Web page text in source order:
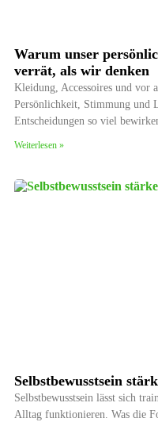
Warum unser
verrät, als wir denken
Kleidung, Accessoires und vor
Persönlichkeit, Stimmung und
Entscheidungen so viel
Weiterlesen »
Selbstbewusstsein
Selbstbewusstsein lässt sich
Alltag funktionieren. Was die